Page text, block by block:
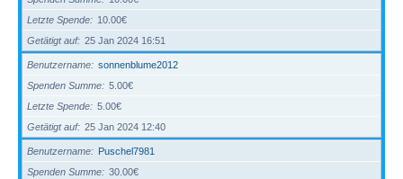
Letzte Spende
10.00€
Getätigt auf
25 Jan 2024 16:51
Benutzername
sonnenblume2012
Spenden Summe
5.00€
Letzte Spende
5.00€
Getätigt auf
25 Jan 2024 12:40
Benutzername
Puschel7981
Spenden Summe
30.00€